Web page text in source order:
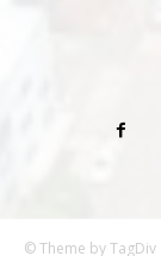
© Theme by TagDiv